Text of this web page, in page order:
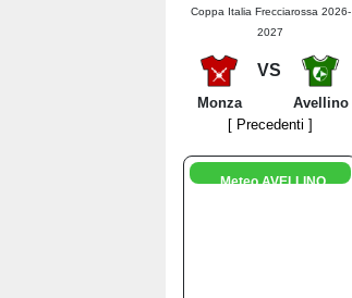
Coppa Italia Frecciarossa 2026-
2027
VS
Monza
Avellino
[ Precedenti ]
Meteo AVELLINO